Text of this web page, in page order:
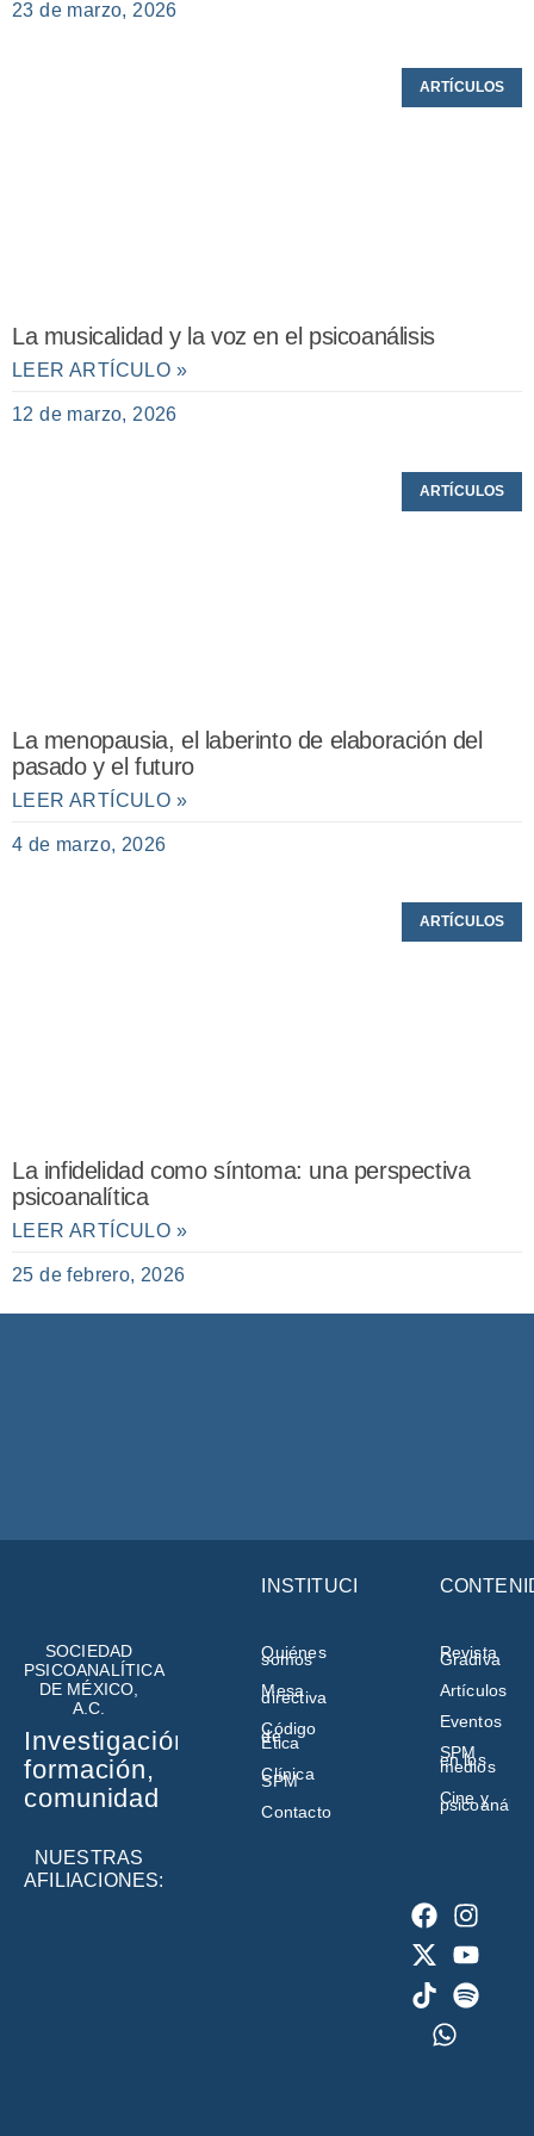
23 de marzo, 2026
ARTÍCULOS
La musicalidad y la voz en el psicoanálisis
LEER ARTÍCULO »
12 de marzo, 2026
ARTÍCULOS
La menopausia, el laberinto de elaboración del
pasado y el futuro
LEER ARTÍCULO »
4 de marzo, 2026
ARTÍCULOS
La infidelidad como síntoma: una perspectiva
psicoanalítica
LEER ARTÍCULO »
25 de febrero, 2026
SOCIEDAD
PSICOANALÍTICA
DE MÉXICO,
A.C.
Investigación,
formación,
comunidad
NUESTRAS
AFILIACIONES:
INSTITUCIÓN
Quiénes
somos
Mesa
directiva
Código
de
Ética
Clínica
SPM
Contacto
Revista
Gradiva
Artículos
Eventos
SPM
en los
medios
Cine y